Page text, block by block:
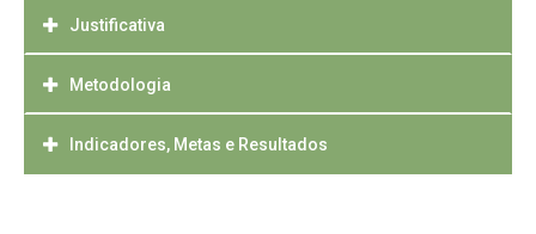
Justificativa
Considerando a importância da realização de eventos
acadêmicos e a importância do conhecimento atualizado,
baseado em evidências científicas, a Semana Acadêmica
Metodologia
O planejamento, organização e avaliação da Semana
Acadêmica da Medicina da Mostra Acadêmica e dos
Indicadores, Metas e Resultados